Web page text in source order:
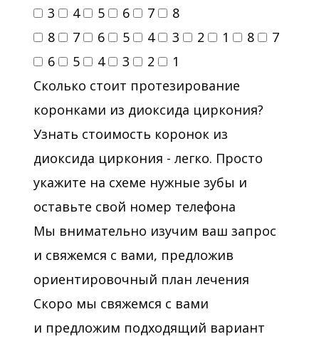
3 4 5 6 7
8
8
7 6 5 4 3 2 1 8
7
6
5 4 3 2
1
Сколько стоит протезирование
коронками из диоксида циркония?
Узнать стоимость коронок из
диоксида циркония - легко. Просто
укажите на схеме нужные зубы и
оставьте свой номер телефона
Мы внимательно изучим ваш запрос
и свяжемся с вами, предложив
ориентировочный план лечения
Скоро мы свяжемся с вами
и предложим подходящий вариант